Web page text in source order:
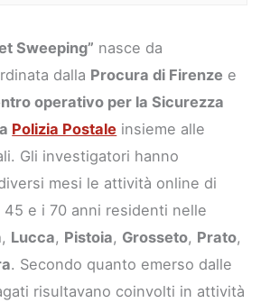
Sweeping” nasce da
dalla Procura di Firenze e
operativo per la Sicurezza
Polizia Postale insieme alle
Gli investigatori hanno
mesi le attività online di
e i 70 anni residenti nelle
, Lucca, Pistoia, Grosseto, Prato,
. Secondo quanto emerso dalle
risultavano coinvolti in attività